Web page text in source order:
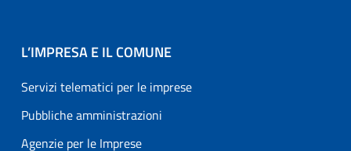
L’IMPRESA E IL COMUNE
Servizi telematici per le imprese
Pubbliche amministrazioni
Agenzie per le Imprese